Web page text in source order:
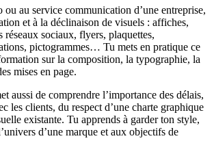
ou au service communication d’une entreprise,
et à la déclinaison de visuels : affiches,
réseaux sociaux, flyers, plaquettes,
pictogrammes… Tu mets en pratique ce
sur la composition, la typographie, la
mises en page.
aussi de comprendre l’importance des délais,
les clients, du respect d’une charte graphique
existante. Tu apprends à garder ton style,
d’une marque et aux objectifs de